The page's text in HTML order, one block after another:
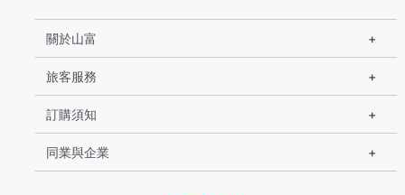
關於山富
旅客服務
訂購須知
同業與企業